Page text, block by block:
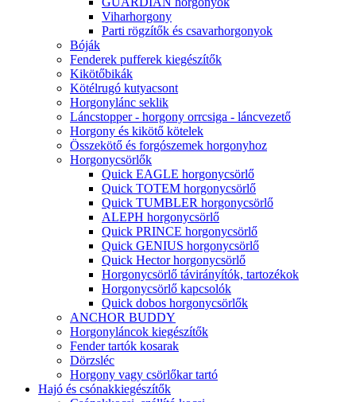
Viharhorgony
Parti rögzítők és csavarhorgonyok
Bóják
Fenderek pufferek kiegészítők
Kikötőbikák
Kötélrugó kutyacsont
Horgonylánc seklik
Láncstopper - horgony orrcsiga - láncvezető
Horgony és kikötő kötelek
Összekötő és forgószemek horgonyhoz
Horgonycsörlők
Quick EAGLE horgonycsörlő
Quick TOTEM horgonycsörlő
Quick TUMBLER horgonycsörlő
ALEPH horgonycsörlő
Quick PRINCE horgonycsörlő
Quick GENIUS horgonycsörlő
Quick Hector horgonycsörlő
Horgonycsörlő távirányítók, tartozékok
Horgonycsörlő kapcsolók
Quick dobos horgonycsörlők
ANCHOR BUDDY
Horgonyláncok kiegészítők
Fender tartók kosarak
Dörzsléc
Horgony vagy csörlőkar tartó
Hajó és csónakkiegészítők